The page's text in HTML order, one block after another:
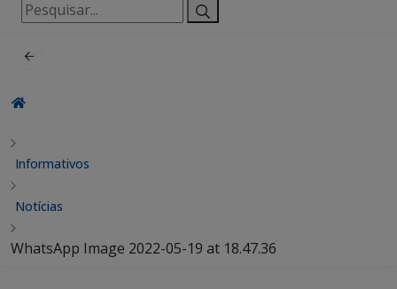
Pesquisar
por:
Informativos
Notícias
WhatsApp Image 2022-05-19 at 18.47.36